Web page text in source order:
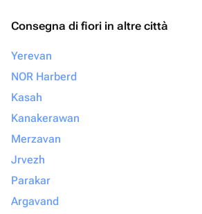
Consegna di fiori in altre città
Yerevan
NOR Harberd
Kasah
Kanakerawan
Merzavan
Jrvezh
Parakar
Argavand